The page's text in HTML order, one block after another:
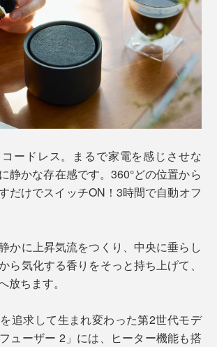
ードレス。まるで家電を感じさせな
静かな存在感です。360°どの位置から
だけでスイッチON！3時間で自動オフ
かに上昇気流をつくり、中央に垂らし
ら気化する香りをそっと持ち上げて、
放ちます。
追求して生まれ変わった第2世代モデ
ューザー 2」には、ヒーター機能も搭